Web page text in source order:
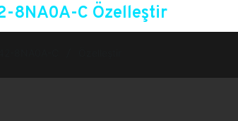
8NA0A-C Özelleştir